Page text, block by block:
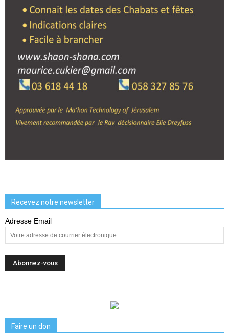
Recevez notre newsletter
Adresse Email
Faire un don